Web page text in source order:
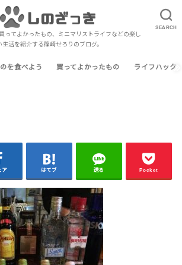
SEARCH
ってよかったもの、ミニマリストライフなどの楽し
生活を紹介する篠崎せろりのブログ。
を食べよう 買ってよかったもの ライフハック
ア はてブ 送る Pocket